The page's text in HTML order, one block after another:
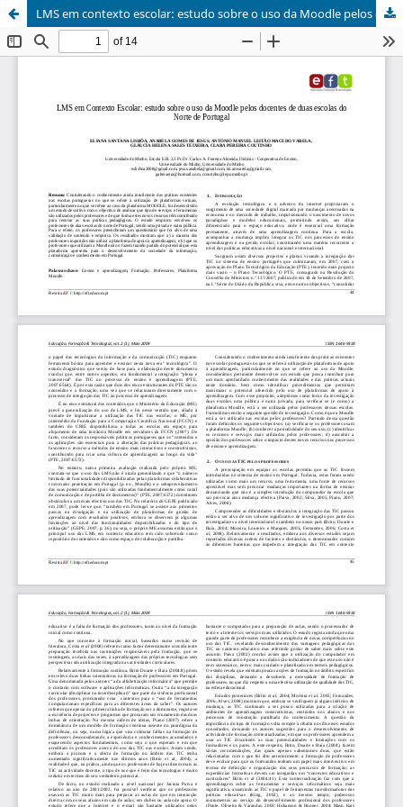
LMS em contexto escolar: estudo sobre o uso da Moodle pelos docentes de duas escolas do concelho de Braga